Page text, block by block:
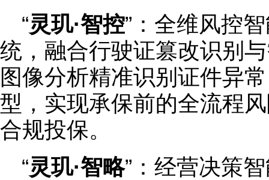
“灵玑·智控”：全维风控
统，融合行驶证篡改识别
图像分析精准识别证件异
型，实现承保前的全流程
合规投保。
“灵玑·智略”：经营决策